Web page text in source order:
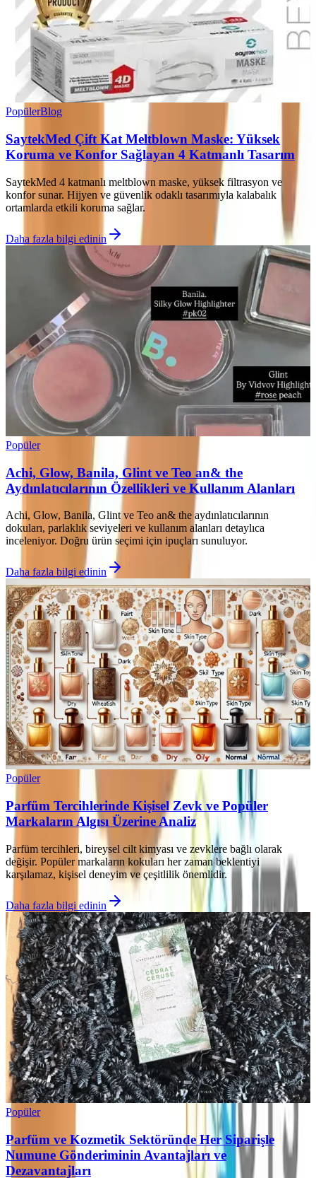
PopülerBlog
SaytekMed Çift Kat Meltblown Maske: Yüksek
Koruma ve Konfor Sağlayan 4 Katmanlı Tasarım
SaytekMed 4 katmanlı meltblown maske, yüksek filtrasyon ve
konfor sunar. Hijyen ve güvenlik odaklı tasarımıyla kalabalık
ortamlarda etkili koruma sağlar.
Daha fazla bilgi edinin
Popüler
Achi, Glow, Banila, Glint ve Teo an& the
Aydınlatıcılarının Özellikleri ve Kullanım Alanları
Achi, Glow, Banila, Glint ve Teo an& the aydınlatıcılarının
dokuları, parlaklık seviyeleri ve kullanım alanları detaylıca
inceleniyor. Doğru ürün seçimi için ipuçları sunuluyor.
Daha fazla bilgi edinin
Popüler
Parfüm Tercihlerinde Kişisel Zevk ve Popüler
Markaların Algısı Üzerine Analiz
Parfüm tercihleri, bireysel cilt kimyası ve zevklere bağlı olarak
değişir. Popüler markaların kokuları her zaman beklentiyi
karşılamaz, kişisel deneyim ve çeşitlilik önemlidir.
Daha fazla bilgi edinin
Popüler
Parfüm ve Kozmetik Sektöründe Her Siparişle
Numune Gönderiminin Avantajları ve
Dezavantajları